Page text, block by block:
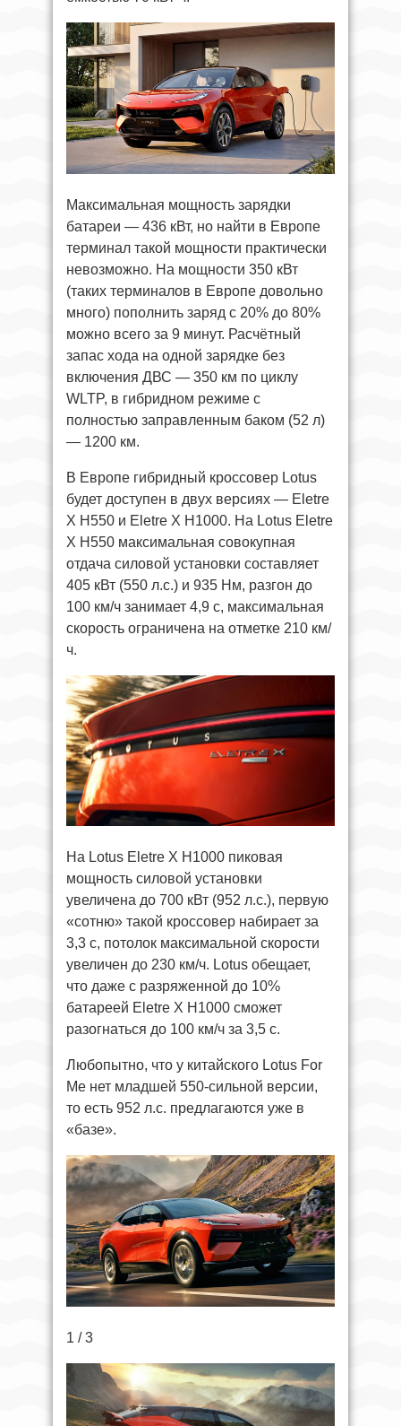
Максимальная мощность зарядки
батареи — 436 кВт, но найти в Европе
терминал такой мощности практически
невозможно. На мощности 350 кВт
(таких терминалов в Европе довольно
много) пополнить заряд с 20% до 80%
можно всего за 9 минут. Расчётный
запас хода на одной зарядке без
включения ДВС — 350 км по циклу
WLTP, в гибридном режиме с
полностью заправленным баком (52 л)
— 1200 км.
В Европе гибридный кроссовер Lotus
будет доступен в двух версиях — Eletre
X H550 и Eletre X H1000. На Lotus Eletre
X H550 максимальная совокупная
отдача силовой установки составляет
405 кВт (550 л.с.) и 935 Нм, разгон до
100 км/ч занимает 4,9 с, максимальная
скорость ограничена на отметке 210 км/
ч.
На Lotus Eletre X H1000 пиковая
мощность силовой установки
увеличена до 700 кВт (952 л.с.), первую
«сотню» такой кроссовер набирает за
3,3 с, потолок максимальной скорости
увеличен до 230 км/ч. Lotus обещает,
что даже с разряженной до 10%
батареей Eletre X H1000 сможет
разогнаться до 100 км/ч за 3,5 с.
Любопытно, что у китайского Lotus For
Me нет младшей 550-сильной версии,
то есть 952 л.с. предлагаются уже в
«базе».
1 / 3